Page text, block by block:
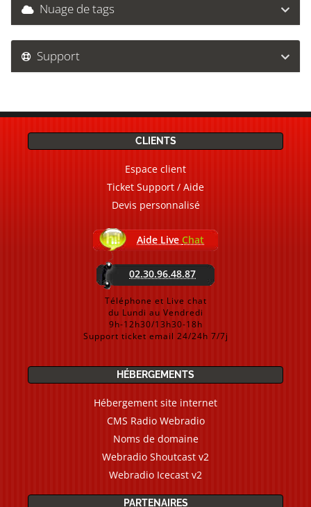
Nuage de tags
Support
CLIENTS
Espace client
Ticket Support / Aide
Devis personnalisé
Aide Live Chat
02.30.96.48.87
Téléphone et Live chat
du Lundi au Vendredi
9h-12h30/13h30-18h
Support ticket email 24/24h 7/7j
HÉBERGEMENTS
Hébergement site internet
CMS Radio Webradio
Noms de domaine
Webradio Shoutcast v2
Webradio Icecast v2
PARTENAIRES